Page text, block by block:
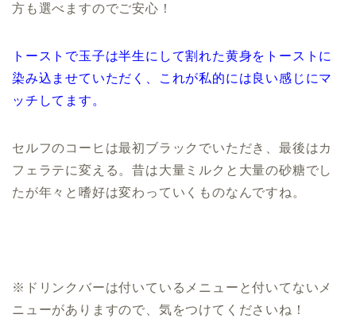
方も選べますのでご安心！
トーストで玉子は半生にして割れた黄身をトーストに
染み込ませていただく、これが私的には良い感じにマ
ッチしてます。
セルフのコーヒは最初ブラックでいただき、最後はカ
フェラテに変える。昔は大量ミルクと大量の砂糖でし
たが年々と嗜好は変わっていくものなんですね。
※ドリンクバーは付いているメニューと付いてないメ
ニューがありますので、気をつけてくださいね！